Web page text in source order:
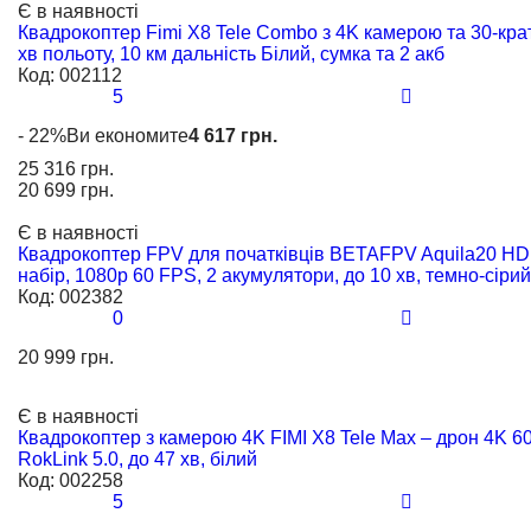
Є в наявності
Квадрокоптер Fimi X8 Tele Combo з 4K камерою та 30-
хв польоту, 10 км дальність Білий, сумка та 2 акб
Код: 002112
5
- 22%Ви економите4 617 грн.
25 316 грн.
20 699 грн.
Є в наявності
Квадрокоптер FPV для початківців BETAFPV Aquila20
набір, 1080p 60 FPS, 2 акумулятори, до 10 хв, темно-сірий
Код: 002382
0
20 999 грн.
Є в наявності
Квадрокоптер з камерою 4K FIMI X8 Tele Max – дрон 4K
RokLink 5.0, до 47 хв, білий
Код: 002258
5